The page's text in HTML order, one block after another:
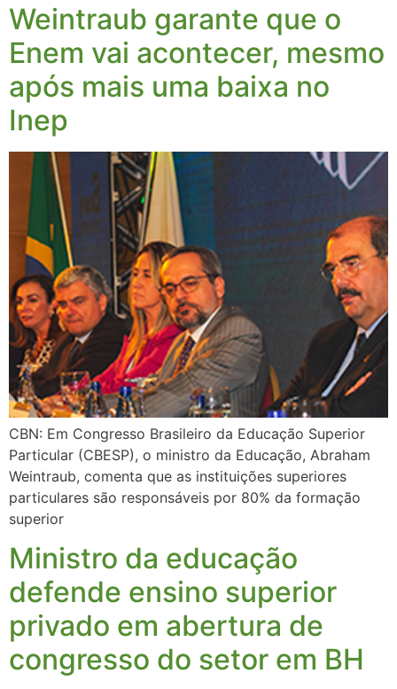
Weintraub garante que o
Enem vai acontecer, mesmo
após mais uma baixa no
Inep
CBN: Em Congresso Brasileiro da Educação Superior
Particular (CBESP), o ministro da Educação, Abraham
Weintraub, comenta que as instituições superiores
particulares são responsáveis por 80% da formação
superior
Ministro da educação
defende ensino superior
privado em abertura de
congresso do setor em BH